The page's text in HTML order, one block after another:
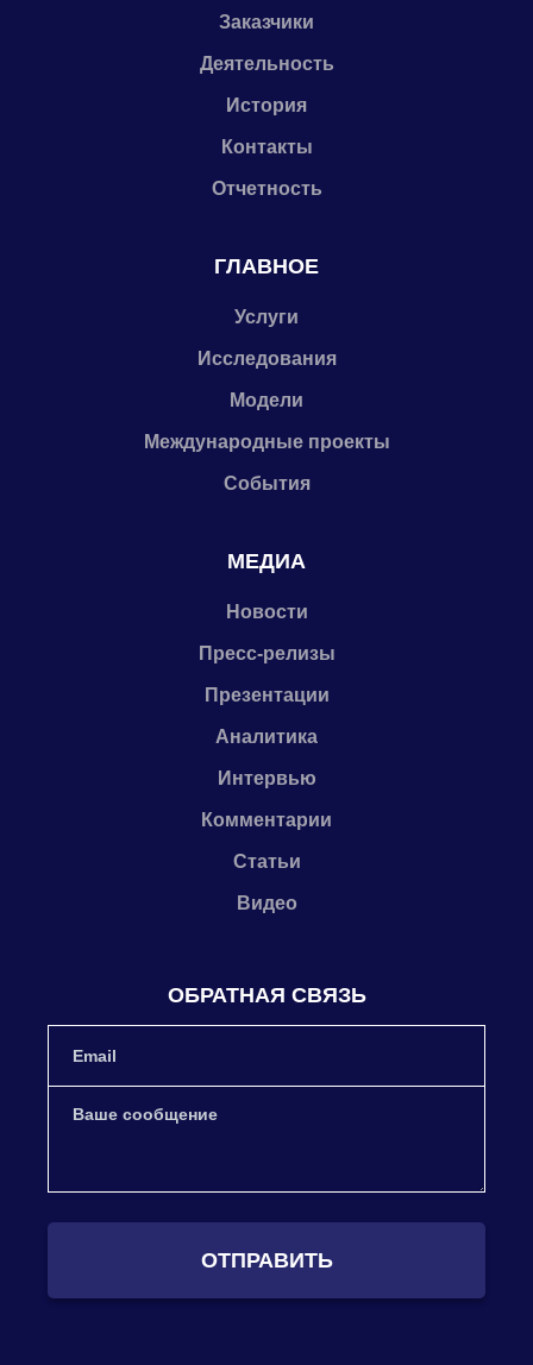
Заказчики
Деятельность
История
Контакты
Отчетность
ГЛАВНОЕ
Услуги
Исследования
Модели
Международные проекты
События
МЕДИА
Новости
Пресс-релизы
Презентации
Аналитика
Интервью
Комментарии
Статьи
Видео
ОБРАТНАЯ СВЯЗЬ
ОТПРАВИТЬ